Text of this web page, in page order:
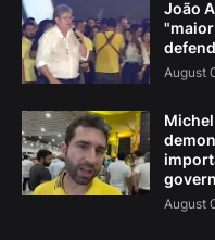
João
August
August